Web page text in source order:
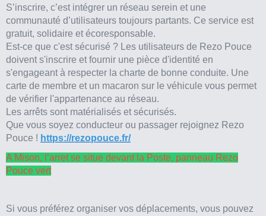
S’inscrire, c’est intégrer un réseau serein et une
communauté d’utilisateurs toujours partants. Ce service est
gratuit, solidaire et écoresponsable.
Est-ce que c'est sécurisé ? Les utilisateurs de Rezo Pouce
doivent s'inscrire et fournir une pièce d'identité en
s'engageant à respecter la charte de bonne conduite. Une
carte de membre et un macaron sur le véhicule vous permet
de vérifier l'appartenance au réseau.
Les arrêts sont matérialisés et sécurisés.
Que vous soyez conducteur ou passager rejoignez Rezo
Pouce ! https://rezopouce.fr/
A Mison, l’arret se situe devant la Poste, panneau Rezo
Pouce vert
Si vous préférez organiser vos déplacements, vous pouvez